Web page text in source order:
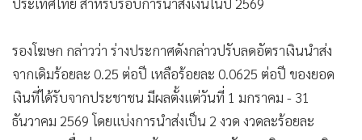
• ญี่ปุ่น
• News1
• Gotomanager
รองโฆษก กล่าวว่า ร่างประกาศดังกล่าวปรับลดอัตราเงินนำส่ง
จากเดิมร้อยละ 0.25 ต่อปี เหลือร้อยละ 0.0625 ต่อปี ของยอด
เงินที่ได้รับจากประชาชน มีผลตั้งแต่วันที่ 1 มกราคม - 31
ธันวาคม 2569 โดยแบ่งการนำส่งเป็น 2 งวด งวดละร้อยละ
0.03125 เพื่อช่วยลดภาระต้นทุนของสถาบันการเงินเฉพาะกิจ